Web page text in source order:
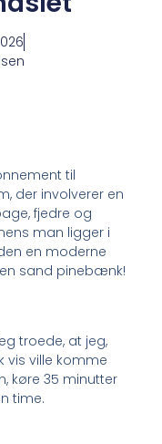
til
der involverer en
fjedre og
man ligger i
en moderne
sand pinebænk!
troede, at jeg,
vis ville komme
køre 35 minutter
time.